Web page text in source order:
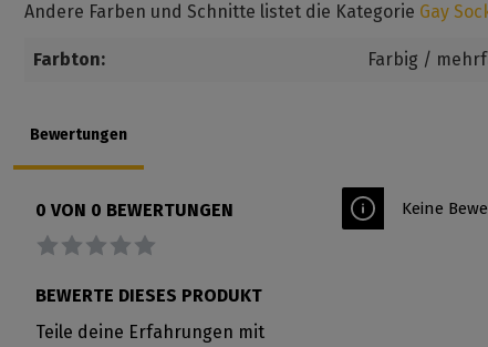
Andere Farben und Schnitte listet die Kategorie Gay
Farbton: Farbig /
Bewertungen
0 VON 0 BEWERTUNGEN
Durchschnittliche Bewertung von 0 von 5 Sternen
BEWERTE DIESES PRODUKT
Teile deine Erfahrungen mit
Keine